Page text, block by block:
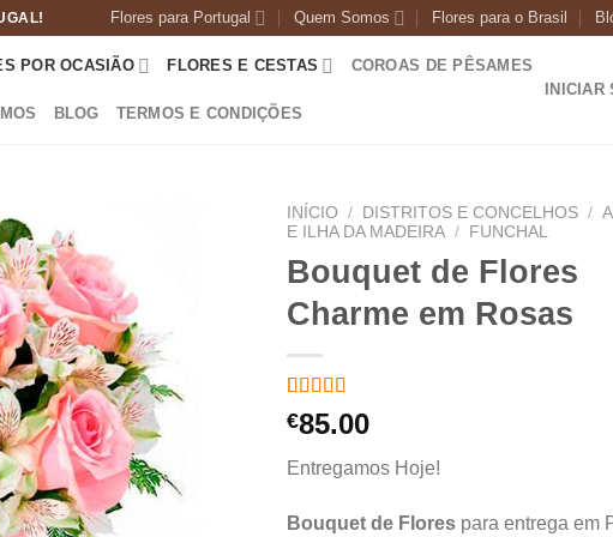
Flores para Portugal Quem Somos Flores para o Brasil
POR OCASIÃO FLORES E CESTAS COROAS DE PÊSAMES
BLOG TERMOS E CONDIÇÕES
INICIAR
INÍCIO / DISTRITOS E CONCELHOS /
E ILHA DA MADEIRA / FUNCHAL
Bouquet de Flores
Charme em Rosas
Classificado
com4.00
base em
1
€85.00
Entregamos Hoje!
Bouquet de Flores para entrega em